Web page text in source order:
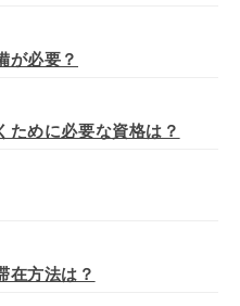
が必要？
ために必要な資格は？
在方法は？